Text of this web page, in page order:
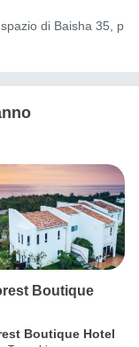
Boutique
Boutique Hotel